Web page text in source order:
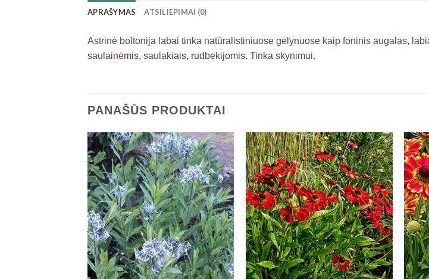
APRAŠYMAS ATSILIEPIMAI (0)
Astrinė boltonija labai tinka natūralistiniuose gėlynuose kaip foninis augalas,
saulainėmis, saulakiais, rudbekijomis. Tinka skynimui.
PANAŠŪS PRODUKTAI